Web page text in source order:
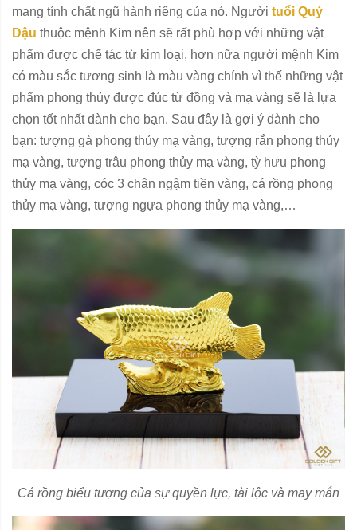
mang tính chất ngũ hành riêng của nó. Người tuổi Quý
Dậu thuộc mệnh Kim nên sẽ rất phù hợp với những vật
phẩm được chế tác từ kim loại, hơn nữa người mệnh Kim
có màu sắc tương sinh là màu vàng chính vì thế những vật
phẩm phong thủy được đúc từ đồng và mạ vàng sẽ là lựa
chọn tốt nhất dành cho bạn. Sau đây là gợi ý dành cho
bạn: tượng gà phong thủy mạ vàng, tượng rắn phong thủy
mạ vàng, tượng trâu phong thủy mạ vàng, tỳ hưu phong
thủy mạ vàng, cóc 3 chân ngậm tiền vàng, cá rồng phong
thủy mạ vàng, tượng ngựa phong thủy mạ vàng,…
Cá rồng biểu tượng của sự quyền lực, tài lộc và may mắn